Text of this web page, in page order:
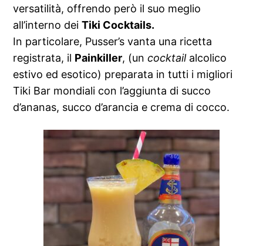
versatilità, offrendo però il suo meglio
all’interno deiTiki Cocktails.
In particolare, Pusser’s vanta una ricetta
registrata, il Painkiller, (uncocktailalcolico
estivo ed esotico) preparata in tutti i migliori
Tiki Bar mondiali con l’aggiunta di succo
d’ananas, succo d’arancia e crema di cocco.